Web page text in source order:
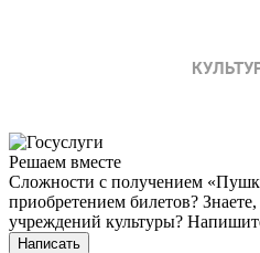
Решаем вместе
Сложности с получением
приобретением билетов?
учреждений культуры?
Написать